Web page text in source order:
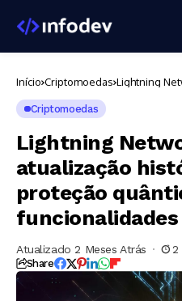
Início Criptomoedas Lightning
Criptomoedas
Lightning
atualização
proteção
funcionalidades
Atualizado 2 Meses Atrás 2
Share